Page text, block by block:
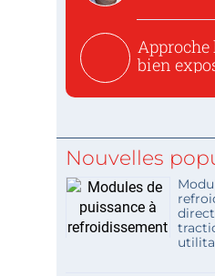
Approche
bien
Nouvelles